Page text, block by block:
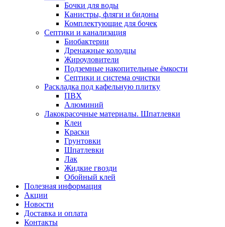
Бочки для воды
Канистры, фляги и бидоны
Комплектующие для бочек
Септики и канализация
Биобактерии
Дренажные колодцы
Жироуловители
Подземные накопительные ёмкости
Септики и система очистки
Раскладка под кафельную плитку
ПВХ
Алюминий
Лакокрасочные материалы. Шпатлевки
Клеи
Краски
Грунтовки
Шпатлевки
Лак
Жидкие гвозди
Обойный клей
Полезная информация
Акции
Новости
Доставка и оплата
Контакты